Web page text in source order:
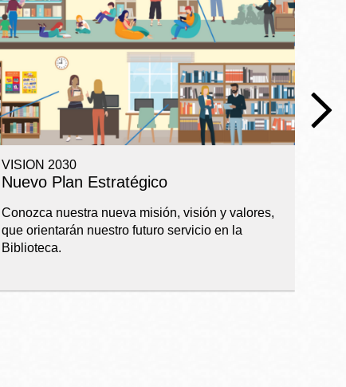
VISION 2030
Nuevo Plan Estratégico
Conozca nuestra nueva misión, visión y valores,
que orientarán nuestro futuro servicio en la
Biblioteca.